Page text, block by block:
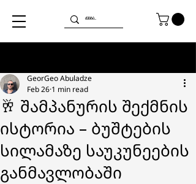
🥂 შამპანურის შექმნის
ისტორია – ბუშტების
სილამაზე საუკუნეების
განმავლობაში
GeorGeo Abuladze
Feb 26 1 min read